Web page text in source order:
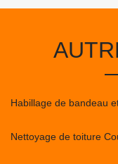
Habillage de bandeau
Nettoyage de toiture